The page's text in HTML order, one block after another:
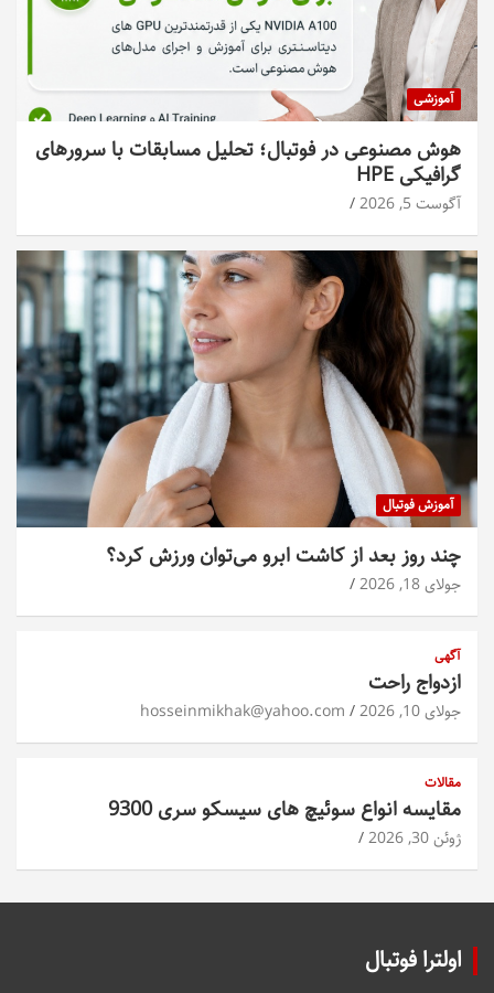
آموزشی
هوش مصنوعی در فوتبال؛ تحلیل مسابقات با سرورهای
گرافیکی HPE
آگوست 5, 2026
آموزش فوتبال
چند روز بعد از کاشت ابرو می‌توان ورزش کرد؟
جولای 18, 2026
آگهی
ازدواج راحت
جولای 10, 2026 hosseinmikhak@yahoo.com
مقالات
مقایسه انواع سوئیچ های سیسکو سری 9300
ژوئن 30, 2026
اولترا فوتبال